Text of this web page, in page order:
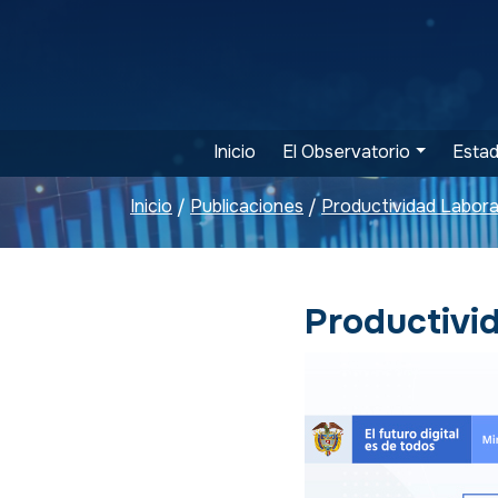
Inicio El Observatorio
Inicio /Publicaciones / Productividad